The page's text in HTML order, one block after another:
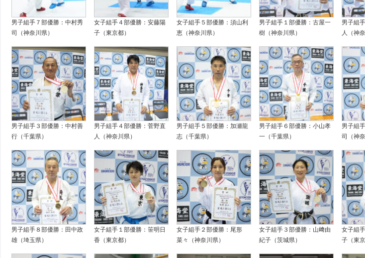
男子組手７部優勝：中村秀
司（神奈川県）
女子組手４部優勝：安藤陽
子（東京都）
女子組手５部優勝：須山利
恵（神奈川県）
男子組手１部優勝：古屋一
樹（神奈川県）
男子組
人（神
男子組手３部優勝：中村善
行（千葉県）
男子組手４部優勝：菅野直
人（神奈川県）
男子組手５部優勝：加瀬龍
志（千葉県）
男子組手６部優勝：小山孝
一（千葉県）
男子組
司（神奈
男子組手８部優勝：田中政
雄（埼玉県）
女子組手１部優勝：笹明日
香（東京都）
女子組手２部優勝：尾形
菜々（神奈川県）
女子組手３部優勝：山﨑由
紀子（茨城県）
女子組
子（東京